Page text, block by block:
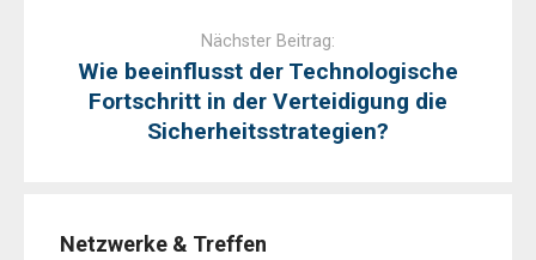
Nächster Beitrag:
Wie beeinflusst der Technologische
Fortschritt in der Verteidigung die
Sicherheitsstrategien?
Netzwerke & Treffen